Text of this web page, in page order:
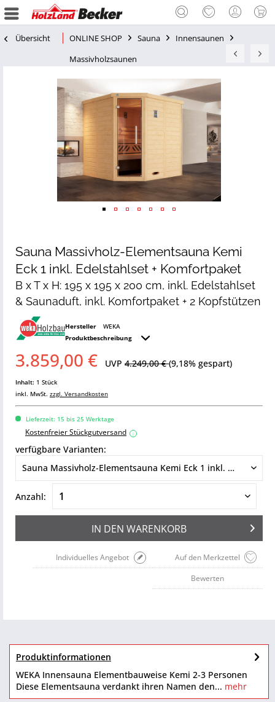
Übersicht ONLINE SHOP Sauna
Innensaunen
Massivholzsaunen
Sauna Massivholz-Elementsauna Kemi
Eck 1 inkl. Edelstahlset + Komfortpaket
B x T x H: 195 x 195 x 200 cm, inkl. Edelstahlset
& Saunaduft, inkl. Komfortpaket + 2 Kopfstützen
Hersteller
WEKA
Produktbeschreibung
3.859,00 € UVP 4.249,00 €(9,18% gespart)
Inhalt: 1 Stück
inkl. MwSt. zzgl. Versandkosten
Lieferzeit: 15 bis 25 Werktage
Kostenfreier Stückgutversand i
verfügbare Varianten:
Anzahl:
IN DEN WARENKORB
Auf den Merkzettel
Individuelles Angebot
Bewerten
Produktinformationen
WEKA Innensauna Elementbauweise Kemi 2-3 Personen
Diese Elementsauna verdankt ihren Namen den... mehr